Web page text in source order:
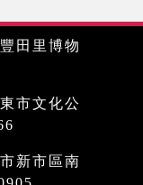
田里博物
市文化公
新市區南